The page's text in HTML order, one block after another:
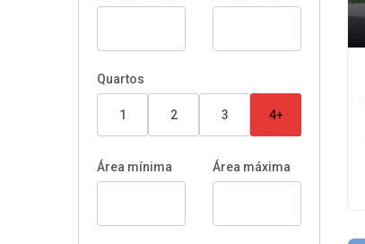
Quartos
1 2 3 4+
Área mínima Área máxima